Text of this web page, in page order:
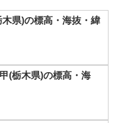
県)の標高・海抜・緯
(栃木県)の標高・海